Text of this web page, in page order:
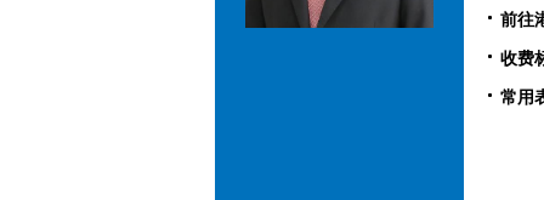
前往
收费
常用